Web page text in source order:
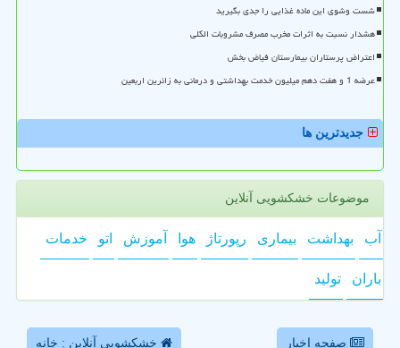
شست وشوی این ماده غذایی را جدی بگیرید
هشدار نسبت به اثرات مخرب مصرف مشروبات الکلی
اعتراض پرستاران بیمارستان فیاض بخش
عرضه 1 و هفت دهم میلیون خدمت بهداشتی و درمانی به زائرین اربعین
جدیدترین ها
موضوعات خشکشویی آنلاین
آب بهداشت بیماری رپورتاژ هوا آموزش اتو خدمات
باران تولید
صفحه اخبار خشکشویی آنلاین : خانه